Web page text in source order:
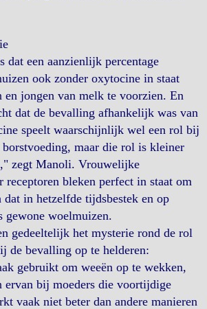
dat een aanzienlijk percentage
ook zonder oxytocine in staat
en jongen van melk te voorzien. En
dat de bevalling afhankelijk was van
speelt waarschijnlijk wel een rol bij
maar die rol is kleiner
zegt Manoli. Vrouwelijke
receptoren bleken perfect in staat om
dat in hetzelfde tijdsbestek en op
gewone woelmuizen.
gedeeltelijk het mysterie rond de rol
de bevalling op te helderen:
gebruikt om weeën op te wekken,
ervan bij moeders die voortijdige
vaak niet beter dan andere manieren